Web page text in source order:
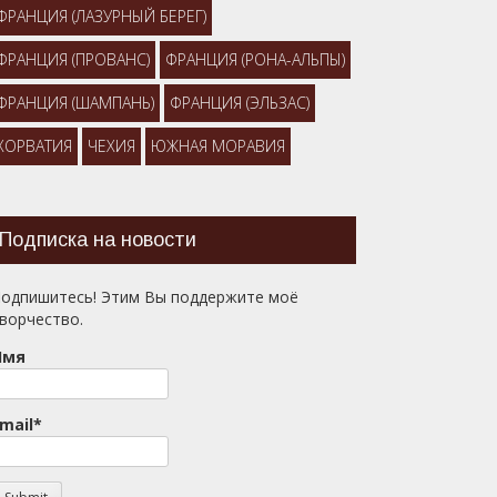
(ЛАЗУРНЫЙ БЕРЕГ)
(ПРОВАНС) ФРАНЦИЯ (РОНА-АЛЬПЫ)
(ШАМПАНЬ) ФРАНЦИЯ (ЭЛЬЗАС)
ЧЕХИЯ ЮЖНАЯ МОРАВИЯ
Подписка на новости
Этим Вы поддержите моё